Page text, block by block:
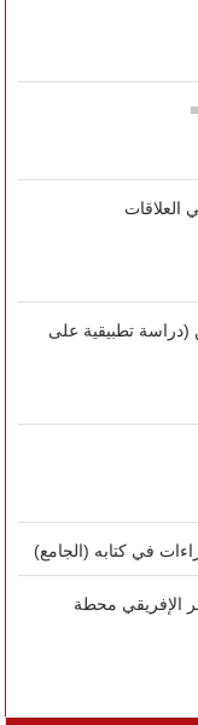
العلاقات
(دراسة تطبيقية على
في كتابه (الجامع)
الإفريقي محطة